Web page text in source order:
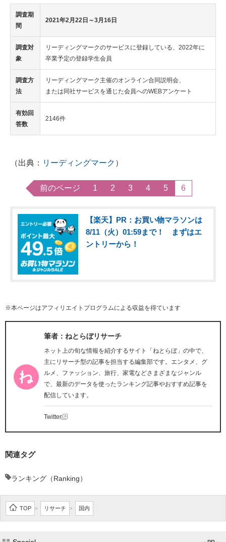
調査期
間
2021年2月22日～3月16日
調査対
象
リーディングマークのサービスに登録している、2022年に
卒業予定の登録学生会員
調査方
法
リーディングマーク主催のオンライン合同説明会、
または同社サービスを通じた会員へのWEBアンケート
有効回
答数
2146件
（出典： リーディングマーク ）
前のページ 1 2 3 4 5 6
【楽天】PR：お買い物マラソンは
8/11（火）01:59まで！ まずはエ
ントリーから！
※本ページはアフィリエイトプログラムによる収益を得ています
筆者：ねとらぼリサーチ
ネット上の旬な情報を紹介するサイト「ねとらぼ」の中で、
主にリサーチ型の記事を担当する編集部です。エンタメ、グ
ルメ、ファッション、旅行、家電などさまざまなジャンル
で、最新のデータを使ったランキング記事やおすすめ記事を
配信しています。
Twitter
関連タグ
ランキング（Ranking）
TOP > リサーチ > 国内